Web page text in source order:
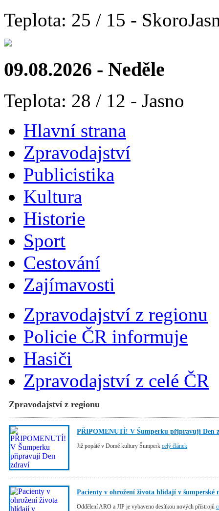
Teplota: 25 / 15 -
09.08.2026 - Neděle
Teplota: 28 / 12 - Jasno
Hlavní strana
Zpravodajství
Publicistika
Kultura
Historie
Sport
Cestování
Zajímavosti
Zpravodajství z regionu
Policie ČR informuje
Hasiči
Zpravodajství z celé ČR
Zpravodajství z regionu
PŘIPOMENUTÍ! V Šumperku připravují Den
Již popáté v Domě kultury Šumperk celý článek
Pacienty v ohrožení života hlídají v šumperské
Oddělení ARO a JIP je vybaveno desítkou nových přístrojů